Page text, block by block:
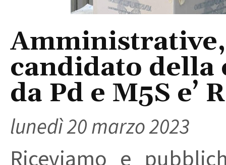
candidato della
da Pd e M5S e’
lunedì 20 marzo 2023